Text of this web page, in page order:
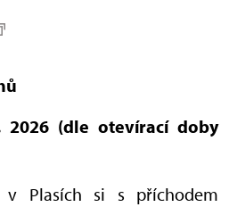
(dle otevírací doby
v Plasích si s příchodem